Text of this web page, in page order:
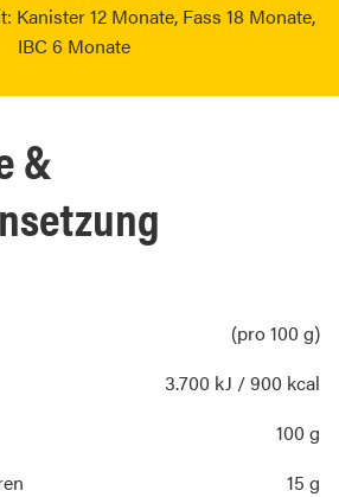
Kanister 12 Monate, Fass 18 Monate,
IBC 6 Monate
&
(pro 100 g)
3.700 kJ / 900 kcal
100 g
15 g